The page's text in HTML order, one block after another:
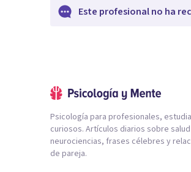
Este profesional no ha
Psicología para profesionales,
curiosos. Artículos diarios sobre
neurociencias, frases célebres y
de pareja.